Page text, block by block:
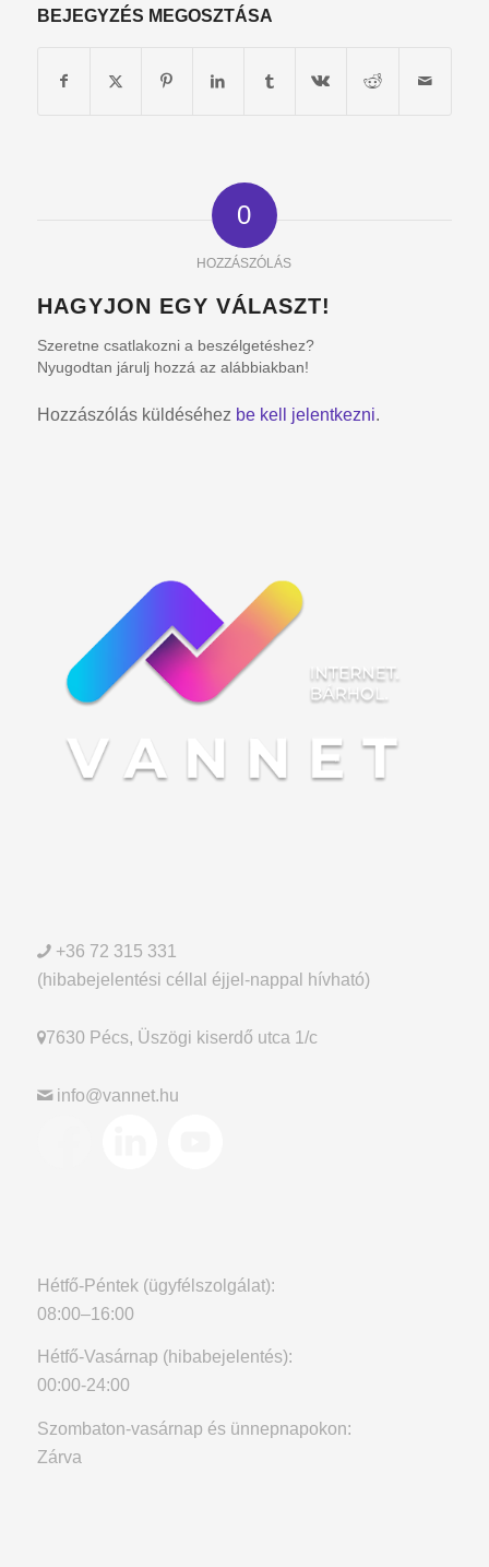
BEJEGYZÉS MEGOSZTÁSA
0
HOZZÁSZÓLÁS
HAGYJON EGY VÁLASZT!
Szeretne csatlakozni a beszélgetéshez?
Nyugodtan járulj hozzá az alábbiakban!
Hozzászólás küldéséhez be kell jelentkezni.
+36 72 315 331
(hibabejelentési céllal éjjel-nappal hívható)
7630 Pécs, Üszögi kiserdő utca 1/c
info@vannet.hu
Hétfő-Péntek (ügyfélszolgálat):
08:00–16:00
Hétfő-Vasárnap (hibabejelentés):
00:00-24:00
Szombaton-vasárnap és ünnepnapokon:
Zárva